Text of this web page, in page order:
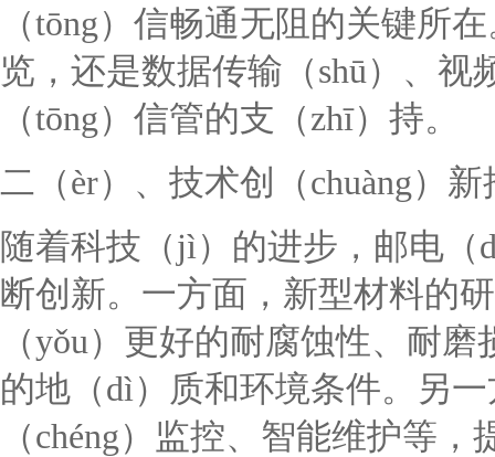
（tōng）信畅通无阻的关键所
览，还是数据传输（shū）、
（tōng）信管的支（zhī）持。
二（èr）、技术创（chuàng）
随着科技（jì）的进步，邮电（
断创新。一方面，新型材料的
（yǒu）更好的耐腐蚀性、耐
的地（dì）质和环境条件。另
（chéng）监控、智能维护等